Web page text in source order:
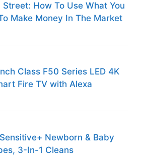
Street: How To Use What You
Make Money In The Market
Class F50 Series LED 4K
Fire TV with Alexa
Newborn & Baby
3-In-1 Cleans